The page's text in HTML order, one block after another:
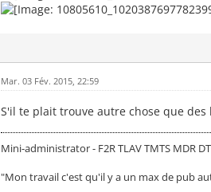
Mar. 03 Fév. 2015, 22:59
S'il te plait trouve autre chose que
Mini-administrator - F2R TLAV TMTS MDR
"Mon travail c'est qu'il y a un max de pub